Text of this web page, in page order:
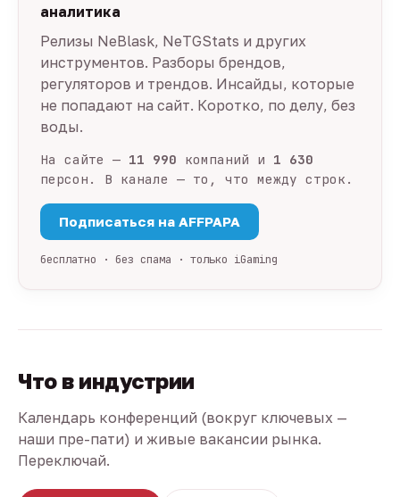
аналитика
Релизы NeBlask, NeTGStats и других
инструментов. Разборы брендов,
регуляторов и трендов. Инсайды, которые
не попадают на сайт. Коротко, по делу, без
воды.
На сайте — 11 990 компаний и 1 630
персон. В канале — то, что между строк.
Подписаться на AFFPAPA
бесплатно · без спама · только iGaming
Что в индустрии
Календарь конференций (вокруг ключевых —
наши пре-пати) и живые вакансии рынка.
Переключай.